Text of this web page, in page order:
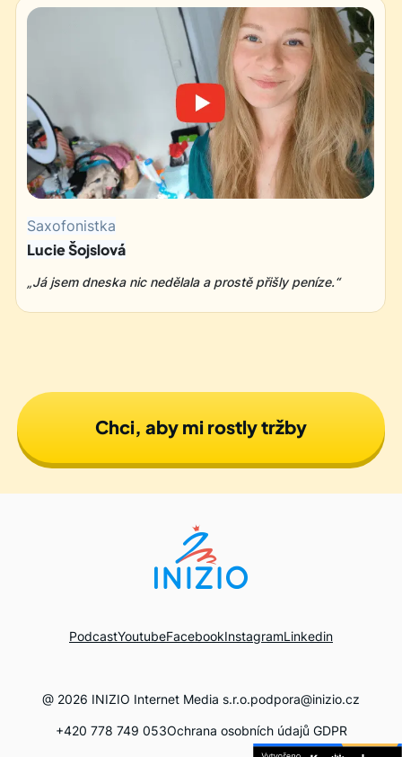
Saxofonistka
Lucie Šojslová
„Já jsem dneska nic nedělala a prostě přišly peníze.“
Chci, aby mi rostly tržby
PodcastYoutubeFacebookInstagramLinkedin
@ 2026 INIZIO Internet Media s.r.o.podpora@inizio.cz
+420 778 749 053Ochrana osobních údajů GDPR